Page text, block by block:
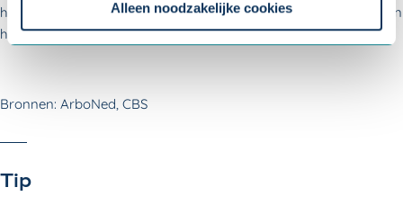
Alleen noodzakelijke cookies
hebben baat bij een effectieve aanpak. Alle reden dus om samen
het stijgend verzuim een halt toe te roepen.
Bronnen: ArboNed, CBS
Tip